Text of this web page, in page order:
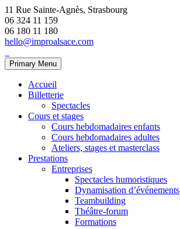
11 Rue Sainte-Agnès, Strasbourg
06 324 11 159
06 180 11 180
hello@improalsace.com
Primary Menu
Accueil
Billetterie
Spectacles
Cours et stages
Cours hebdomadaires enfants
Cours hebdomadaires adultes
Ateliers, stages et masterclass
Prestations
Entreprises
Spectacles humoristiques
Dynamisation d’événements
Teambuilding
Théâtre-forum
Formations